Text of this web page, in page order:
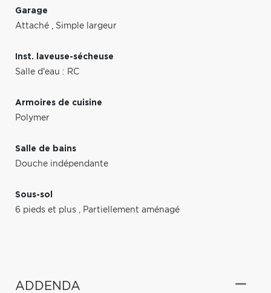
Garage
Attaché , Simple largeur
Inst. laveuse-sécheuse
Salle d'eau : RC
Armoires de cuisine
Polymer
Salle de bains
Douche indépendante
Sous-sol
6 pieds et plus , Partiellement aménagé
ADDENDA